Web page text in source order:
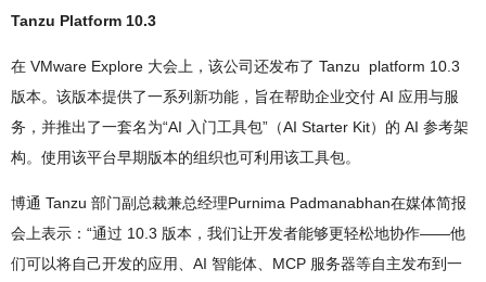
Tanzu Platform 10.3
在 VMware Explore 大会上，该公司还发布了 Tanzu platform 10.3
版本。该版本提供了一系列新功能，旨在帮助企业交付 AI 应用与服
务，并推出了一套名为“AI 入门工具包”（AI Starter Kit）的 AI 参考架
构。使用该平台早期版本的组织也可利用该工具包。
博通 Tanzu 部门副总裁兼总经理Purnima Padmanabhan在媒体简报
会上表示：“通过 10.3 版本，我们让开发者能够更轻松地协作——他
们可以将自己开发的应用、AI 智能体、MCP 服务器等自主发布到一